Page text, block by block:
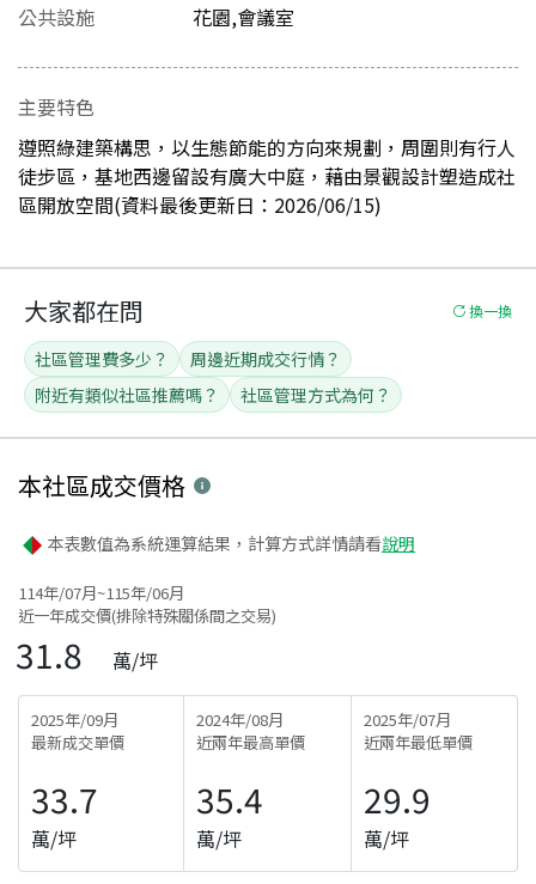
公共設施
花園,會議室
主要特色
遵照綠建築構思，以生態節能的方向來規劃，周圍則有行人
徒步區，基地西邊留設有廣大中庭，藉由景觀設計塑造成社
區開放空間(資料最後更新日：2026/06/15)
大家都在問 換一換
社區管理費多少？
周邊近期成交行情？
附近有類似社區推薦嗎？
社區管理方式為何？
本社區成交價格
本表數值為系統運算結果，計算方式詳情請看說明
114年/07月~115年/06月
近一年成交價(排除特殊關係間之交易)
31.8 萬/坪
2025年/09月
最新成交單價
33.7
萬/坪
2024年/08月
近兩年最高單價
35.4
萬/坪
2025年/07月
近兩年最低單價
29.9
萬/坪